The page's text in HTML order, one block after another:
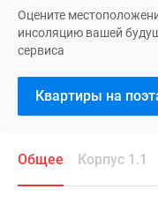
все
необходимое
для
комфортного
проживания.
На
площадью
58
Оцените
инсоляцию вашей
сервиса
Квартиры на
Общее Корпус 1.1